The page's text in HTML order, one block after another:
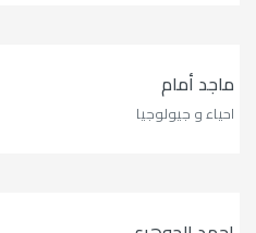
ماجد أمام
احياء و جيولوجيا